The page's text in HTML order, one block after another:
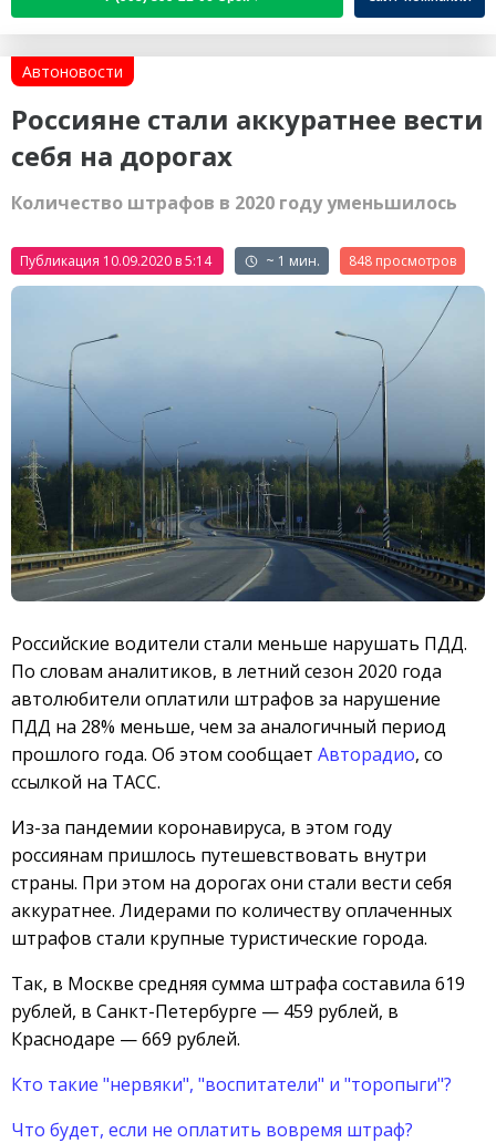
Автоновости
Россияне стали аккуратнее вести
себя на дорогах
Количество штрафов в 2020 году уменьшилось
Публикация 10.09.2020 в 5:14 ~ 1 мин. 848
Российские водители стали меньше нарушать ПДД.
По словам аналитиков, в летний сезон 2020 года
автолюбители оплатили штрафов за нарушение
ПДД на 28% меньше, чем за аналогичный период
прошлого года. Об этом сообщает Авторадио, со
ссылкой на ТАСС.
Из-за пандемии коронавируса, в этом году
россиянам пришлось путешевствовать внутри
страны. При этом на дорогах они стали вести себя
аккуратнее. Лидерами по количеству оплаченных
штрафов стали крупные туристические города.
Так, в Москве средняя сумма штрафа составила 619
рублей, в Санкт-Петербурге — 459 рублей, в
Краснодаре — 669 рублей.
Кто такие "нервяки", "воспитатели" и "торопыги"?
Что будет, если не оплатить вовремя штраф?